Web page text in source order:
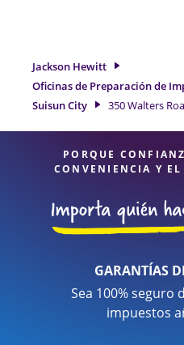
necesita servicios de
City, CA, la ubicación de
es una opción
profesionales de impuestos,
Jackson Hewitt
Oficinas de Preparación de
Suisun City
350 Walters
PORQUE
CONVENIENCIA Y
GARANTÍAS
Sea 100% seguro
impuestos